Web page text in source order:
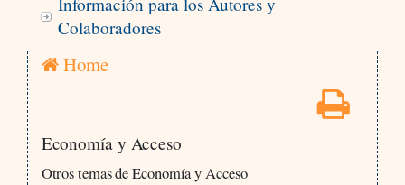
Colaboradores
Home
Economía y Acceso
Otros temas de Economía y Acceso